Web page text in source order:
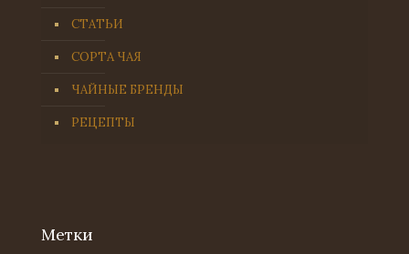
СТАТЬИ
СОРТА ЧАЯ
ЧАЙНЫЕ БРЕНДЫ
РЕЦЕПТЫ
Метки